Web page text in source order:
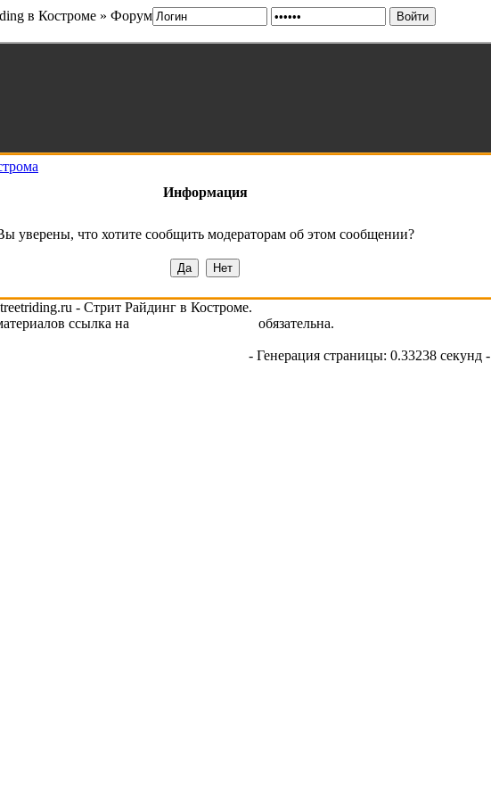
в Костроме » Форум
Информация
уверены, что хотите сообщить модераторам об этом сообщении?
- Стрит Райдинг в Костроме.
ссылка на
обязательна.
- Генерация страницы: 0.33238 секунд -